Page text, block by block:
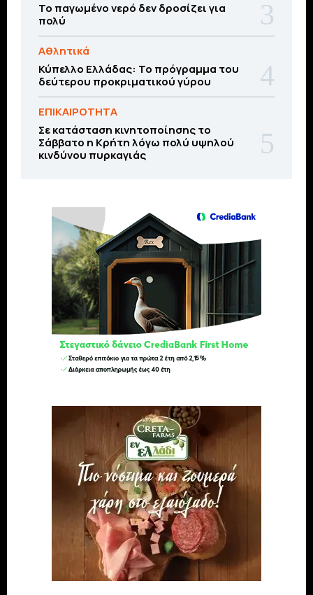
Το παγωμένο νερό δεν δροσίζει για
πολύ
Αθλητικά
Κύπελλο Ελλάδας: Το πρόγραμμα του
δεύτερου προκριματικού γύρου
ΕΠΙΚΑΙΡΟΤΗΤΑ
Σε κατάσταση κινητοποίησης το
Σάββατο η Κρήτη λόγω πολύ υψηλού
κινδύνου πυρκαγιάς